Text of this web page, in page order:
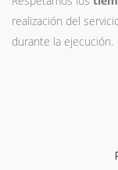
realización del
durante la ejecución.